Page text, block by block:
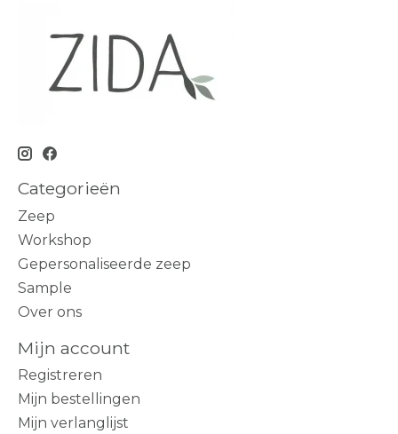
Categorieën
Zeep
Workshop
Gepersonaliseerde zeep
Sample
Over ons
Mijn account
Registreren
Mijn bestellingen
Mijn verlanglijst